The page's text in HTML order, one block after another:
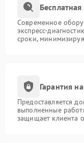
Современное
экспресс-
сроки,
Гарантия
Предоставляется
выполненные
защищает клиента